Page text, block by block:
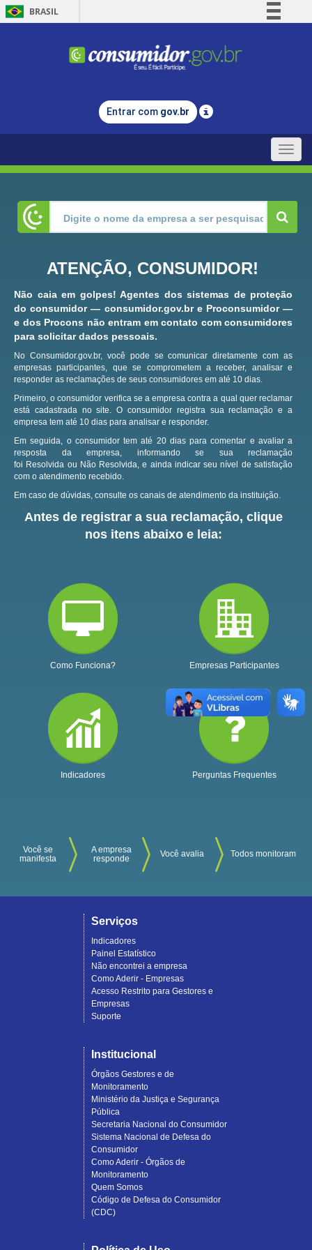
BRASIL
Comunica BR
Legislação
Entrar com gov.br
Toggle
ATENÇÃO, CONSUMIDOR!
Não caia em golpes! Agentes dos sistemas de proteção
do consumidor — consumidor.gov.br e Proconsumidor —
e dos Procons não entram em contato com consumidores
para solicitar dados pessoais.
No Consumidor.gov.br, você pode se comunicar diretamente com as
empresas participantes, que se comprometem a receber, analisar e
responder as reclamações de seus consumidores em até 10 dias.
Primeiro, o consumidor verifica se a empresa contra a qual quer reclamar
está cadastrada no site.O consumidor registra sua reclamação e a
empresa tem até 10 dias para analisar e responder.
Em seguida, o consumidor tem até 20 dias para comentar e avaliar a
resposta da empresa, informando se sua reclamação
foi Resolvida ou Não Resolvida, e ainda indicar seu nível de satisfação
com o atendimento recebido.
Em caso de dúvidas, consulte os canais de atendimento da instituição.
Antes de registrar a sua reclamação, clique
nos itens abaixo e leia:
Como Funciona? Empresas Participantes
Indicadores Perguntas Frequentes
Você se
manifesta
A empresa
responde
Você avalia Todos monitoram
Serviços
Indicadores
Painel Estatístico
Não encontrei a empresa
Como Aderir - Empresas
Acesso Restrito para Gestores e
Empresas
Suporte
Institucional
Órgãos Gestores e de
Monitoramento
Ministério da Justiça e Segurança
Pública
Secretaria Nacional do Consumidor
Sistema Nacional de Defesa do
Consumidor
Como Aderir - Órgãos de
Monitoramento
Quem Somos
Código de Defesa do Consumidor
(CDC)